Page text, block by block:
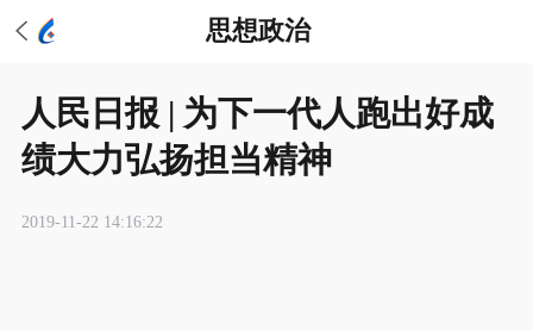
思想政治
人民日报 | 为下一代人跑出好成
绩大力弘扬担当精神
2019-11-22 14:16:22